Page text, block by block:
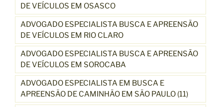
DE VEÍCULOS EM OSASCO
ADVOGADO ESPECIALISTA BUSCA E APREENSÃO
DE VEÍCULOS EM RIO CLARO
ADVOGADO ESPECIALISTA BUSCA E APREENSÃO
DE VEÍCULOS EM SOROCABA
ADVOGADO ESPECIALISTA EM BUSCA E
APREENSÃO DE CAMINHÃO EM SÃO PAULO (11)